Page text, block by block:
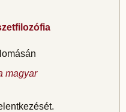
magyar